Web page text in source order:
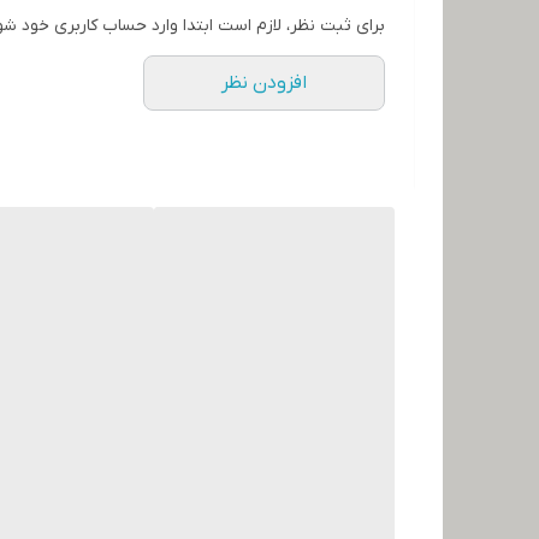
برای ثبت نظر، لازم است ابتدا وارد حساب کاربری خود
افزودن نظر